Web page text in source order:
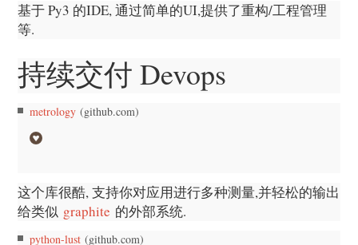
基于 Py3 的IDE, 通过简单的UI,提供了重构/工程管理
等.
持续交付 Devops
metrology (github.com)
这个库很酷, 支持你对应用进行多种测量,并轻松的输出
给类似 graphite 的外部系统.
python-lust (github.com)